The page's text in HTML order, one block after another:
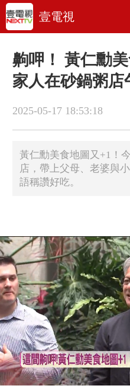
壹電視
齁呷！ 黃仁勳
家人在砂鍋粥店
2025-05-17 18:53:18
黃仁勳美食地圖又+1！
店，帶上父母、老婆與
語稱讚好吃。